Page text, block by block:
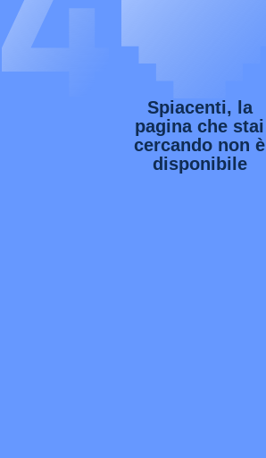
Spiacenti, la
pagina che stai
cercando non è
disponibile